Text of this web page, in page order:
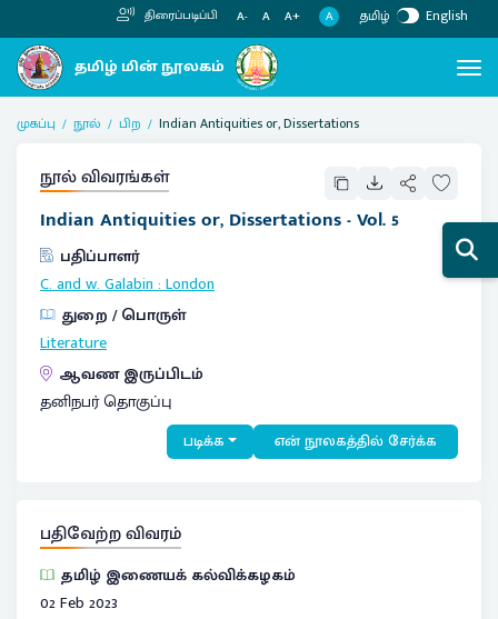
திரைப்படிப்பி A- A A+ A தமிழ் English
முகப்பு நூல் பிற Indian Antiquities or, Dissertations
நூல் விவரங்கள்
Indian Antiquities or, Dissertations - Vol. 5
பதிப்பாளர்
C. and w. Galabin:London
துறை / பொருள்
Literature
ஆவண இருப்பிடம்
தனிநபர் தொகுப்பு
படிக்க என் நூலகத்தில் சேர்க்க
பதிவேற்ற விவரம்
தமிழ் இணையக் கல்விக்கழகம்
02 Feb 2023